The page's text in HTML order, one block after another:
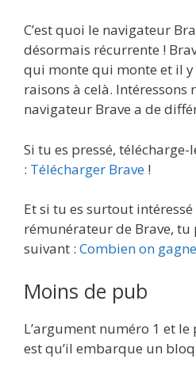
C’est quoi le navigateur
désormais récurrente !
qui monte qui monte et il y
raisons à celà. Intéressons
navigateur Brave a de
Si tu es pressé,
: Télécharger Brave !
Et si tu es surtout
rémunérateur de Brave, tu
suivant : Combien on
Moins de pub
L’argument numéro 1 et
est qu’il embarque un